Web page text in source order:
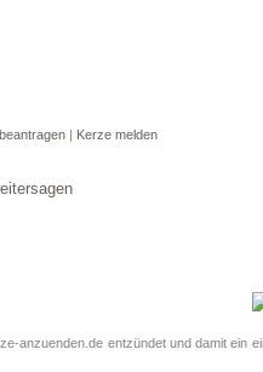
| Kerze melden
anzuenden.de entzündet und damit ein